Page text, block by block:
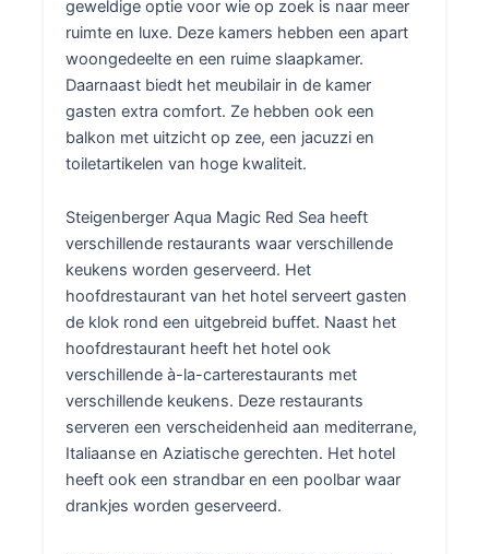
geweldige optie voor wie op zoek is naar meer
ruimte en luxe. Deze kamers hebben een apart
woongedeelte en een ruime slaapkamer.
Daarnaast biedt het meubilair in de kamer
gasten extra comfort. Ze hebben ook een
balkon met uitzicht op zee, een jacuzzi en
toiletartikelen van hoge kwaliteit.
Steigenberger Aqua Magic Red Sea heeft
verschillende restaurants waar verschillende
keukens worden geserveerd. Het
hoofdrestaurant van het hotel serveert gasten
de klok rond een uitgebreid buffet. Naast het
hoofdrestaurant heeft het hotel ook
verschillende à-la-carterestaurants met
verschillende keukens. Deze restaurants
serveren een verscheidenheid aan mediterrane,
Italiaanse en Aziatische gerechten. Het hotel
heeft ook een strandbar en een poolbar waar
drankjes worden geserveerd.